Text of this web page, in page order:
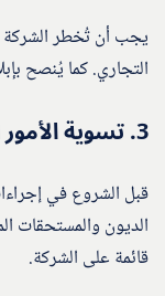
يجب أن تُخطر الشركة
التجاري. كما يُنصح
3. تسوية الأمور
قبل الشروع في
الديون والمستحقات
قائمة على الشركة.